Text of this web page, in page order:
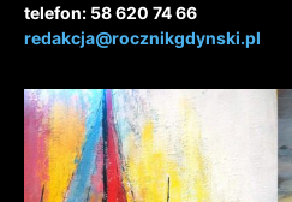
telefon: 58 620 74 66
redakcja@rocznikgdynski.pl